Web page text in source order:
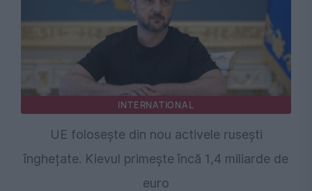
INTERNATIONAL
UE folosește din nou activele rusești
înghețate. Kievul primește încă 1,4 miliarde de
euro